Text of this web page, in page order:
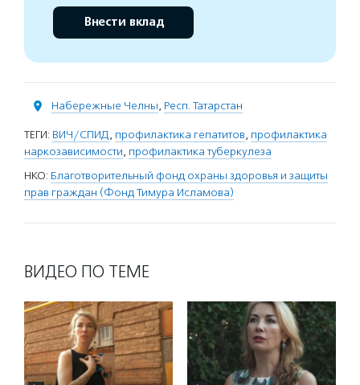
Внести вклад
Набережные Челны, Респ. Татарстан
ТЕГИ: ВИЧ/СПИД, профилактика гепатитов, профилактика
наркозависимости, профилактика туберкулеза
НКО: Благотворительный фонд охраны здоровья и защиты
прав граждан (Фонд Тимура Исламова)
ВИДЕО ПО ТЕМЕ